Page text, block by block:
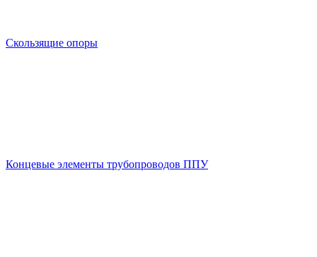
Скользящие опоры
Концевые элементы трубопроводов ППУ